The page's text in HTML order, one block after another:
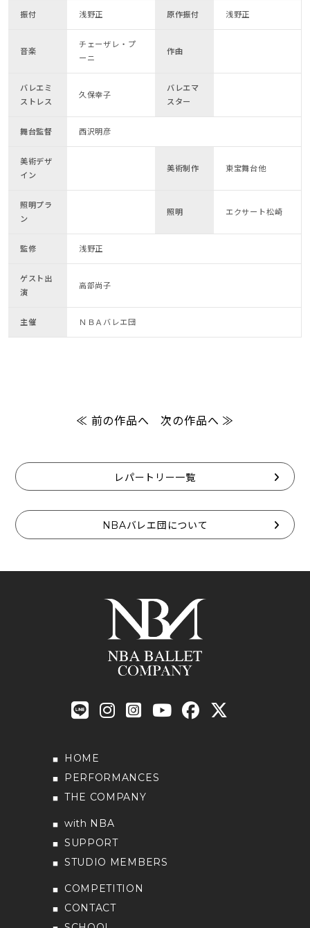
振付 浅野正 原作振付 浅野正
音楽
チェーザレ・プ
ーニ
作曲
バレエミ
ストレス
久保幸子
バレエマ
スター
舞台監督 西沢明彦
美術デザ
イン
美術制作 東宝舞台他
照明プラ
ン
照明 エクサート松崎
監修 浅野正
ゲスト出
演
高部尚子
主催 ＮＢＡバレエ団
≪ 前の作品へ 次の作品へ ≫
レパートリー一覧
NBAバレエ団について
HOME
PERFORMANCES
THE COMPANY
with NBA
SUPPORT
STUDIO MEMBERS
COMPETITION
CONTACT